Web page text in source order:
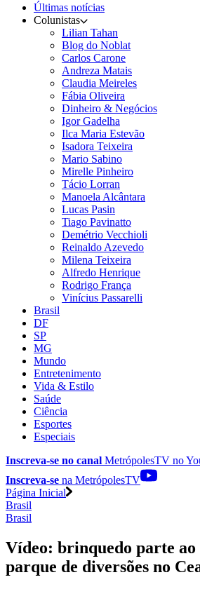
Últimas notícias
Colunistas
Lilian Tahan
Blog do Noblat
Carlos Carone
Andreza Matais
Claudia Meireles
Fábia Oliveira
Dinheiro & Negócios
Igor Gadelha
Ilca Maria Estevão
Isadora Teixeira
Mario Sabino
Mirelle Pinheiro
Tácio Lorran
Manoela Alcântara
Lucas Pasin
Tiago Pavinatto
Demétrio Vecchioli
Reinaldo Azevedo
Milena Teixeira
Alfredo Henrique
Rodrigo França
Vinícius Passarelli
Brasil
DF
SP
MG
Mundo
Entretenimento
Vida & Estilo
Saúde
Ciência
Esportes
Especiais
Inscreva-se no canal MetrópolesTV no
Inscreva-se na MetrópolesTV
Página Inicial
Brasil
Brasil
Vídeo: brinquedo parte ao
parque de diversões no